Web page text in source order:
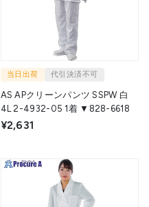
当日出荷 代引決済不可
AS APクリーンパンツ SSPW 白
4L 2-4932-05 1着 ▼828-6618
¥2,631